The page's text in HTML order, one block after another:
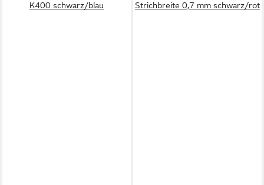
K400 schwarz/blau
Strichbreite 0,7 mm schwarz/rot